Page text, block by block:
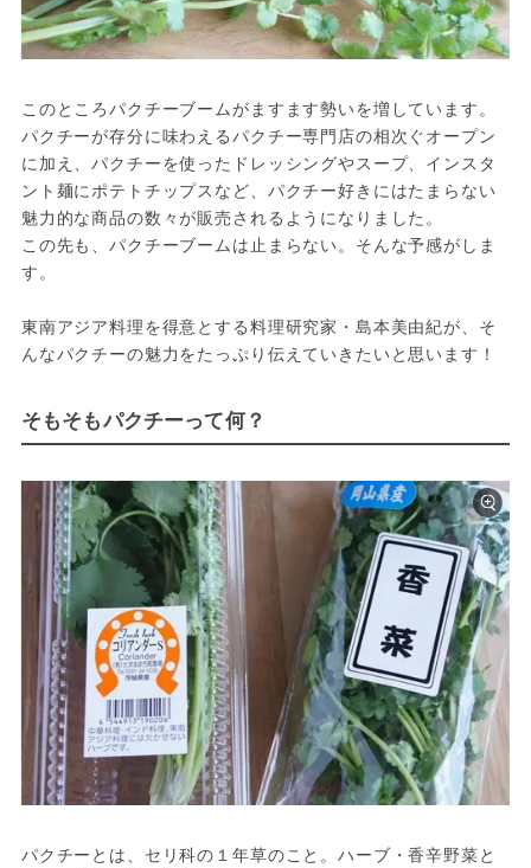
このところパクチーブームがますます勢いを増しています。
パクチーが存分に味わえるパクチー専門店の相次ぐオープン
に加え、パクチーを使ったドレッシングやスープ、インスタ
ント麺にポテトチップスなど、パクチー好きにはたまらない
魅力的な商品の数々が販売されるようになりました。
この先も、パクチーブームは止まらない。そんな予感がしま
す。
東南アジア料理を得意とする料理研究家・島本美由紀が、そ
んなパクチーの魅力をたっぷり伝えていきたいと思います！
そもそもパクチーって何？
パクチーとは、セリ科の１年草のこと。ハーブ・香辛野菜と